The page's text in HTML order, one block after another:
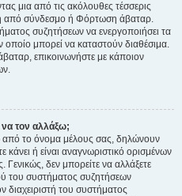
μια από τις ακόλουθες τέσσερις
από σύνδεσμο ή Φόρτωση άβαταρ.
συζητήσεων να ενεργοποιήσει τα
οποίο μπορεί να καταστούν διαθέσιμα.
επικοινωνήστε με κάποιον
να τον αλλάξω;
από το όνομα μέλους σας, δηλώνουν
ή είναι αναγνωριστικό ορισμένων
Γενικώς, δεν μπορείτε να αλλάξετε
του συστήματος συζητήσεων
διαχειριστή του συστήματος